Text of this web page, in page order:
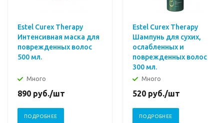
Estel Curex Therapy
Интенсивная маска для
поврежденных волос
500 мл.
Много
890 руб./шт
ПОДРОБНЕЕ
Estel Curex Therapy
Шампунь для сухих,
ослабленных и
поврежденных волос
300 мл.
Много
520 руб./шт
ПОДРОБНЕЕ